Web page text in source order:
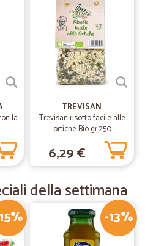
la
TREVISAN
Trevisan risotto facile alle
ortiche Bio gr.250
6,29 €
della settimana
-13%